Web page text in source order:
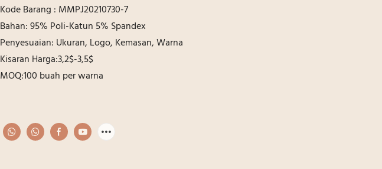
Kode Barang : MMPJ20210730-7
Bahan: 95% Poli-Katun 5% Spandex
Penyesuaian: Ukuran, Logo, Kemasan, Warna
Kisaran Harga:3,2$-3,5$
MOQ:100 buah per warna